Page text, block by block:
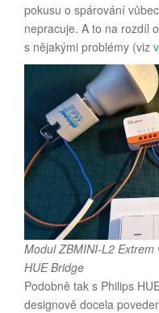
pokusu o spárování
nepracuje. A to na rozdíl
s nějakými problémy (viz
Modul ZBMINI-L2
HUE Bridge
Podobně tak s Philips
designově docela